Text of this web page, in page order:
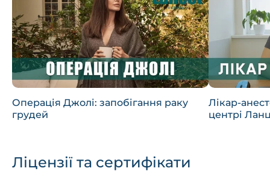
Операція Джолі: запобігання раку
грудей
Лікар-
центрі
Ліцензії та сертифікати